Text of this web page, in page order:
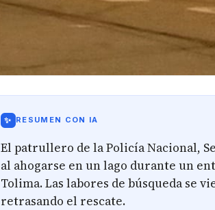
✨ RESUMEN CON IA
El patrullero de la Policía Nacional,
al ahogarse en un lago durante un
Tolima. Las labores de búsqueda se
retrasando el rescate.